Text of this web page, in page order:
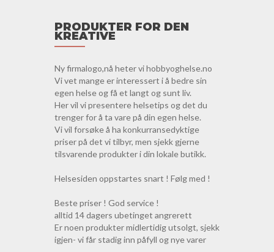
PRODUKTER FOR DEN
KREATIVE
Ny firmalogo,nå heter vi hobbyoghelse.no
Vi vet mange er interessert i å bedre sin
egen helse og få et langt og sunt liv.
Her vil vi presentere helsetips og det du
trenger for å ta vare på din egen helse.
Vi vil forsøke å ha konkurransedyktige
priser på det vi tilbyr, men sjekk gjerne
tilsvarende produkter i din lokale butikk.
Helsesiden oppstartes snart ! Følg med !
Beste priser ! God service !
alltid 14 dagers ubetinget angrerett
Er noen produkter midlertidig utsolgt, sjekk
igjen- vi får stadig inn påfyll og nye varer